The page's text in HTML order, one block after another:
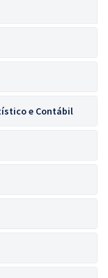
e Contábil